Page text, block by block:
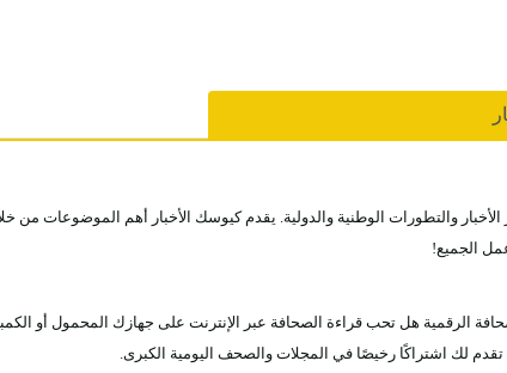
الجارية، أخر الأخبار والتطورات الوطنية والدولية. يقدم كيوسك الأخبار أهم
الجميع!
الرقمية هل تحب قراءة الصحافة عبر الإنترنت على جهازك المحمول أو
تقدم لك اشتراكًا رخيصًا في المجلات والصحف اليومية الكبرى.